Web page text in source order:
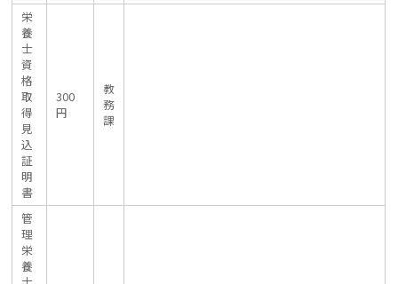
栄
養
士
資
格
取
得
見
込
証
明
書
300
円
教
務
課
管
理
栄
養